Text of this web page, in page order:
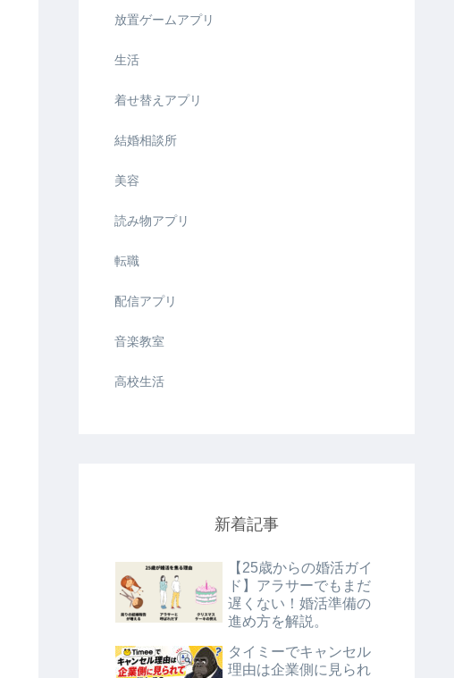
放置ゲームアプリ
生活
着せ替えアプリ
結婚相談所
美容
読み物アプリ
転職
配信アプリ
音楽教室
高校生活
新着記事
【25歳からの婚活ガイ
ド】アラサーでもまだ
遅くない！婚活準備の
進め方を解説。
タイミーでキャンセル
理由は企業側に見られ